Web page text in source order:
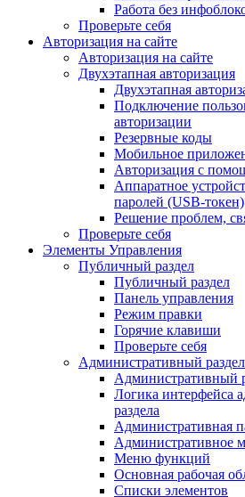
Работа без
Проверьте себя
Авторизация на сайте
Авторизация на сайте
Двухэтапная авторизация
Двухэтапная
Подключение
авторизации
Резервные коды
Мобильное
Авторизация с
Аппаратное
паролей (USB-токен)
Решение проблем,
Проверьте себя
Элементы Управления
Публичный раздел
Публичный раздел
Панель управления
Режим правки
Горячие клавиши
Проверьте себя
Административный раздел
Административный
Логика интерфейса
раздела
Административная
Административное
Меню функций
Основная рабочая
Списки элементов